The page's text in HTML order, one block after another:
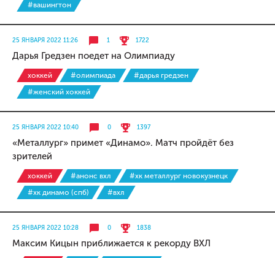
#вашингтон
25 ЯНВАРЯ 2022 11:26 1 1722
Дарья Гредзен поедет на Олимпиаду
хоккей #олимпиада
#дарья гредзен
#женский хоккей
25 ЯНВАРЯ 2022 10:40 0 1397
«Металлург» примет «Динамо». Матч пройдёт без
зрителей
хоккей #анонс вхл
#хк металлург новокузнецк
#хк динамо (спб)
#вхл
25 ЯНВАРЯ 2022 10:28 0 1838
Максим Кицын приближается к рекорду ВХЛ